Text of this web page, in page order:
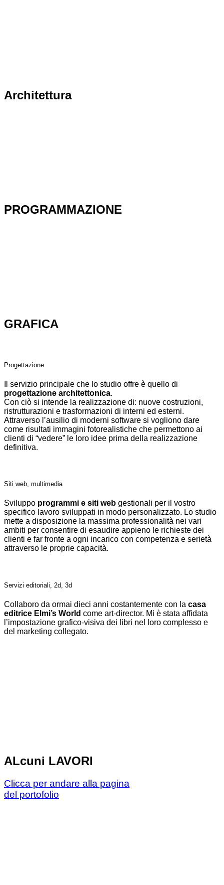
Architettura
PROGRAMMAZIONE
GRAFICA
Progettazione
Il servizio principale che lo studio offre è quello di
progettazione architettonica.
Con ciò si intende la realizzazione di: nuove costruzioni,
ristrutturazioni e trasformazioni di interni ed esterni.
Attraverso l’ausilio di moderni software si vogliono dare
come risultati immagini fotorealistiche che permettono ai
clienti di “vedere” le loro idee prima della realizzazione
definitiva.
Siti web, multimedia
Sviluppo programmi e siti web gestionali per il vostro
specifico lavoro sviluppati in modo personalizzato. Lo studio
mette a disposizione la massima professionalità nei vari
ambiti per consentire di esaudire appieno le richieste dei
clienti e far fronte a ogni incarico con competenza e serietà
attraverso le proprie capacità.
Servizi editoriali, 2d, 3d
Collaboro da ormai dieci anni costantemente con la casa
editrice Elmi’s World come art-director. Mi è stata affidata
l’impostazione grafico-visiva dei libri nel loro complesso e
del marketing collegato.
ALcuni LAVORI
Clicca per andare alla pagina
del portofolio